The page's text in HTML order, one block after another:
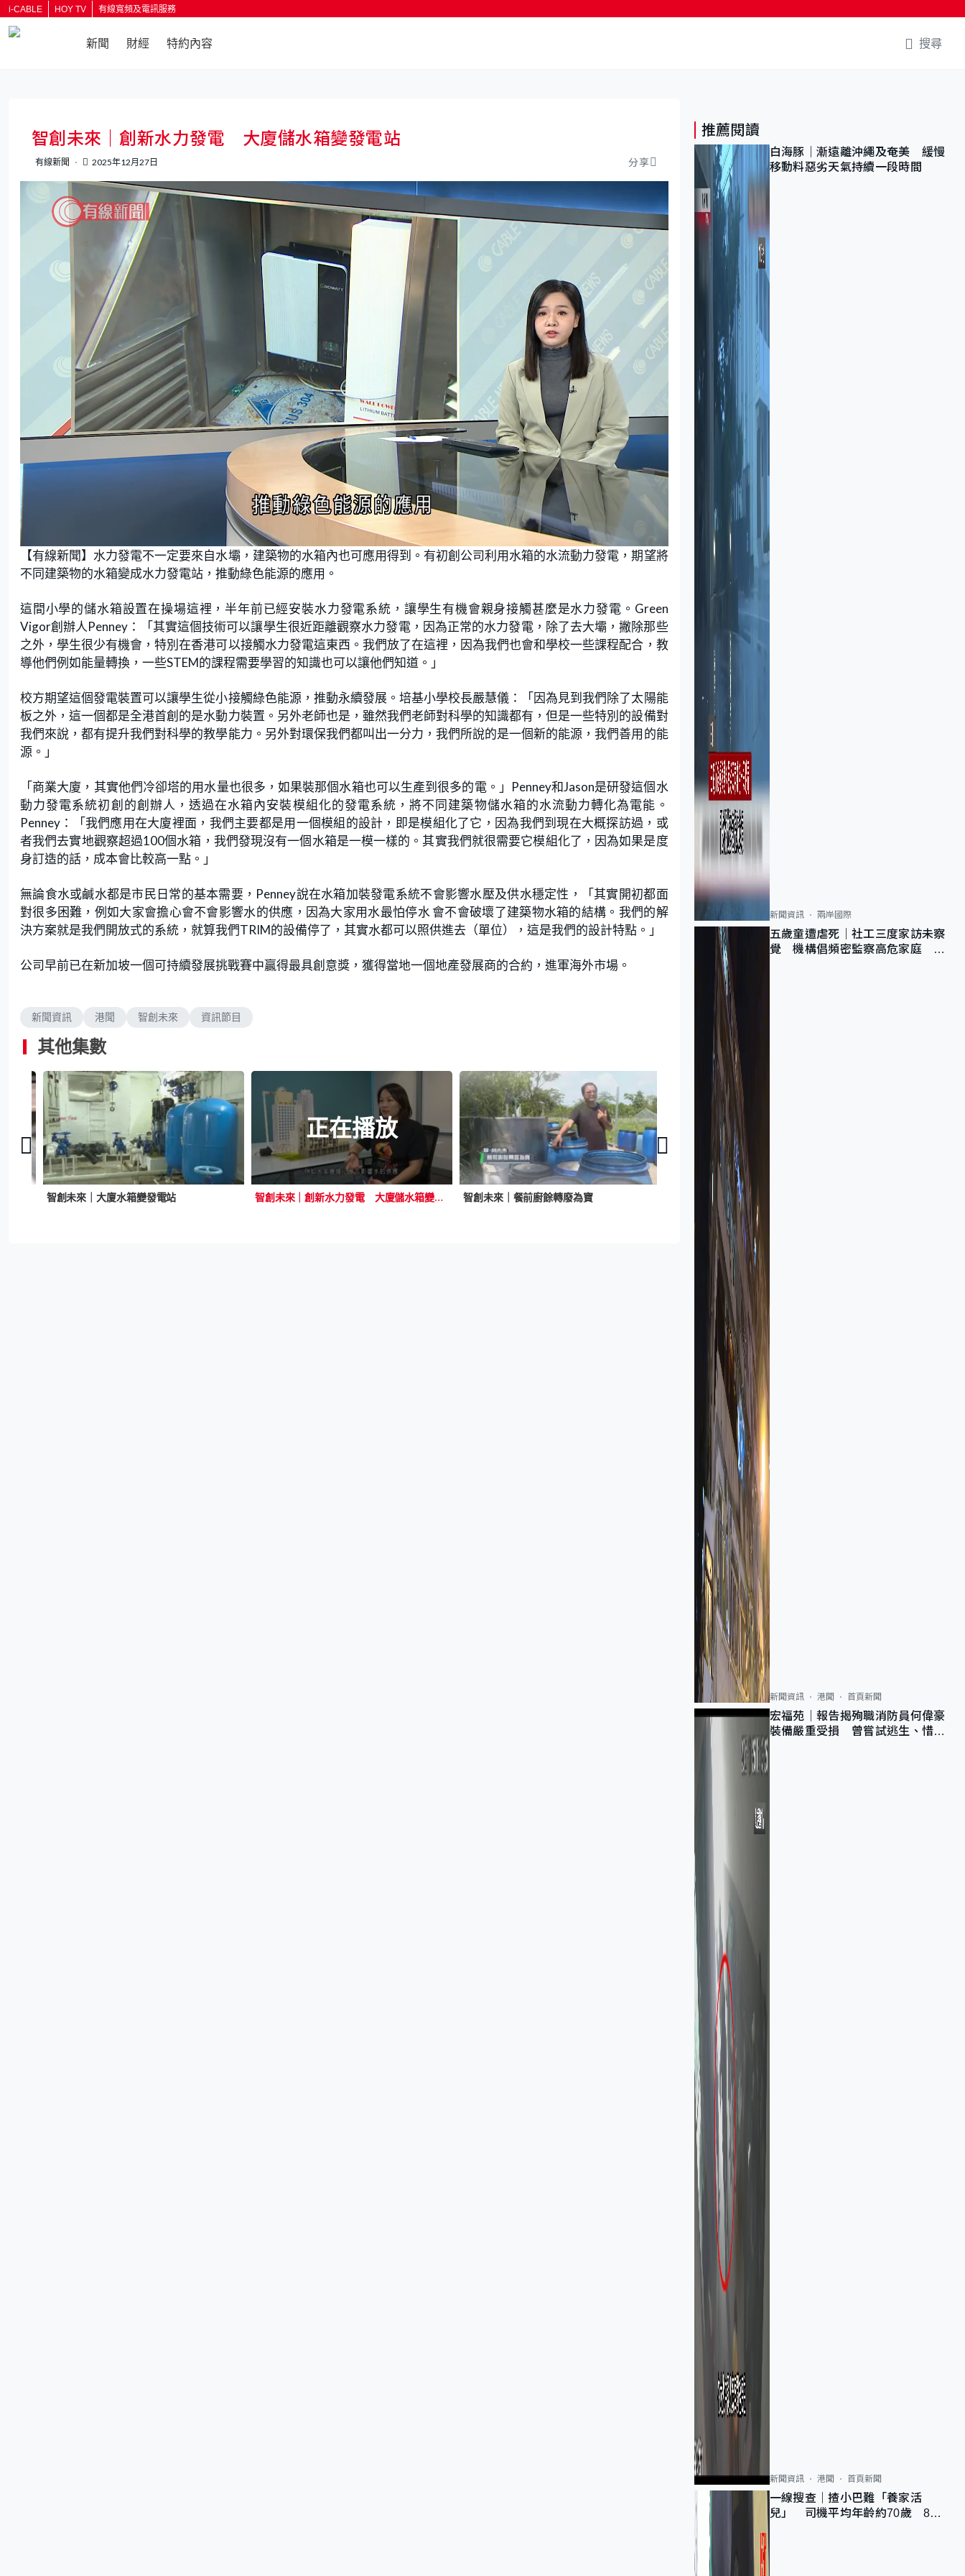
i-CABLE HOY TV 有線寬頻及電訊服務
新聞 財經 特約內容 搜尋
智創未來｜創新水力發電 大廈儲水箱變發電站
有線新聞 2025年12月27日 分享
n
m
u
t
e
a
d
e
d
:
.
5
2
%
【有線新聞】水力發電不一定要來自水壩，建築物的水箱內也可應用得到。有初創公司利用水箱的水流動力發電，期望將
不同建築物的水箱變成水力發電站，推動綠色能源的應用。
這間小學的儲水箱設置在操場這裡，半年前已經安裝水力發電系統，讓學生有機會親身接觸甚麼是水力發電。Green
Vigor創辦人Penney：「其實這個技術可以讓學生很近距離觀察水力發電，因為正常的水力發電，除了去大壩，撇除那些
之外，學生很少有機會，特別在香港可以接觸水力發電這東西。我們放了在這裡，因為我們也會和學校一些課程配合，教
導他們例如能量轉換，一些STEM的課程需要學習的知識也可以讓他們知道。」
校方期望這個發電裝置可以讓學生從小接觸綠色能源，推動永續發展。培基小學校長嚴慧儀：「因為見到我們除了太陽能
板之外，這一個都是全港首創的是水動力裝置。另外老師也是，雖然我們老師對科學的知識都有，但是一些特別的設備對
我們來說，都有提升我們對科學的教學能力。另外對環保我們都叫出一分力，我們所說的是一個新的能源，我們善用的能
源。」
「商業大廈，其實他們冷卻塔的用水量也很多，如果裝那個水箱也可以生產到很多的電。」Penney和Jason是研發這個水
動力發電系統初創的創辦人，透過在水箱內安裝模組化的發電系統，將不同建築物儲水箱的水流動力轉化為電能。
Penney：「我們應用在大廈裡面，我們主要都是用一個模組的設計，即是模組化了它，因為我們到現在大概探訪過，或
者我們去實地觀察超過100個水箱，我們發現沒有一個水箱是一模一樣的。其實我們就很需要它模組化了，因為如果是度
身訂造的話，成本會比較高一點。」
無論食水或鹹水都是市民日常的基本需要，Penney說在水箱加裝發電系統不會影響水壓及供水穩定性，「其實開初都面
對很多困難，例如大家會擔心會不會影響水的供應，因為大家用水最怕停水 會不會破壞了建築物水箱的結構。我們的解
決方案就是我們開放式的系統，就算我們TRIM的設備停了，其實水都可以照供進去（單位），這是我們的設計特點。」
公司早前已在新加坡一個可持續發展挑戰賽中贏得最具創意獎，獲得當地一個地產發展商的合約，進軍海外市場。
新聞資訊 港聞 智創未來 資訊節目
其他集數
智創未來｜大廈水箱變發電站
正在播放
智創未來｜創新水力發電 大廈儲水箱變發電站 智創未來｜餐前廚餘轉廢為寶
推薦閱讀
白海豚｜漸遠離沖繩及奄美 緩慢
移動料惡劣天氣持續一段時間
新聞資訊 兩岸國際
五歲童遭虐死｜社工三度家訪未察
覺 機構倡頻密監察高危家庭 管
新聞資訊 港聞 首頁新聞
宏福苑｜報告揭殉職消防員何偉豪
裝備嚴重受損 曾嘗試逃生、惜別
新聞資訊 港聞 首頁新聞
一線搜查｜揸小巴難「養家活
兒」 司機平均年齡約70歲 88